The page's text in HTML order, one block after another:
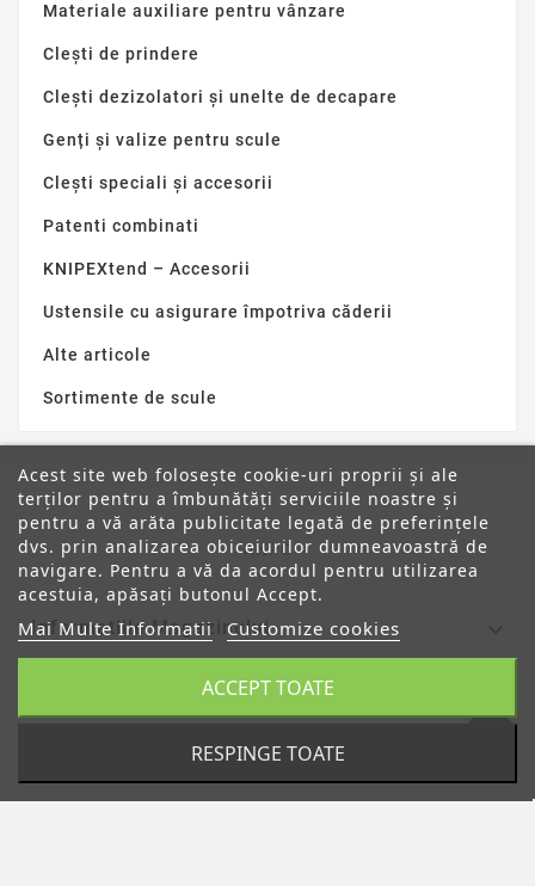
Materiale auxiliare pentru vânzare
Clești de prindere
Clești dezizolatori și unelte de decapare
Genți și valize pentru scule
Clești speciali și accesorii
Patenti combinati
KNIPEXtend – Accesorii
Ustensile cu asigurare împotriva căderii
Alte articole
Sortimente de scule
ANPC
Informatiile Magazinului
Acest site web folosește cookie-uri proprii și ale
terților pentru a îmbunătăți serviciile noastre și
pentru a vă arăta publicitate legată de preferințele
dvs. prin analizarea obiceiurilor dumneavoastră de
navigare. Pentru a vă da acordul pentru utilizarea
acestuia, apăsați butonul Accept.
Mai Multe Informatii Customize cookies
RESPINGE TOATE
ACCEPT TOATE